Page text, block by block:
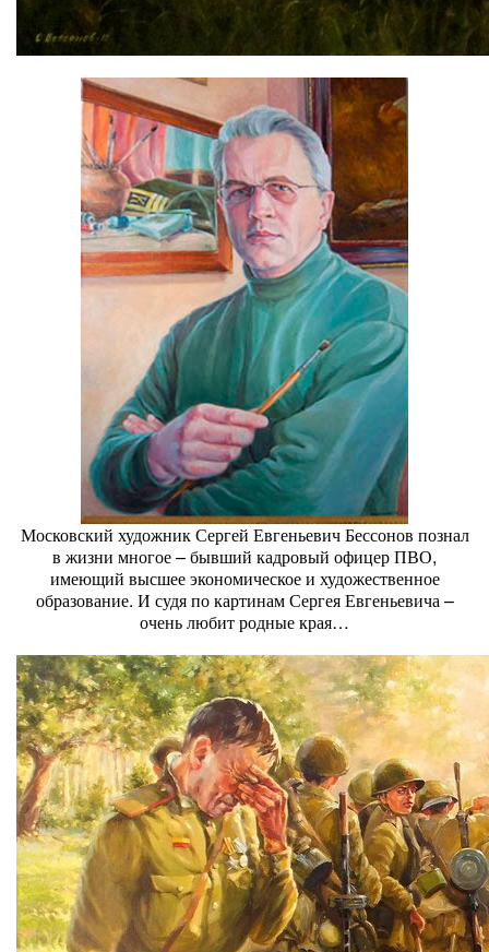
Московский художник Сергей Евгеньевич Бессонов познал
в жизни многое – бывший кадровый офицер ПВО,
имеющий высшее экономическое и художественное
образование. И судя по картинам Сергея Евгеньевича –
очень любит родные края…